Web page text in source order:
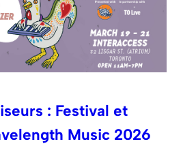
: Festival et
Music 2026